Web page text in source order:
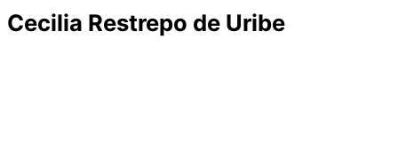
Cecilia Restrepo de Uribe